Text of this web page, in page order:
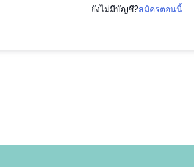
ยังไม่มีบัญชี?สมัครตอนนี้